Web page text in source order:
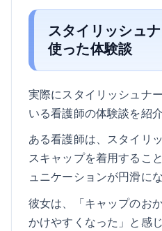
スタイリッシュ
使った体験談
実際にスタイリッシュナ
いる看護師の体験談を紹介
ある看護師は、スタイリ
スキャップを着用するこ
ュニケーションが円滑に
彼女は、「キャップのお
かけやすくなった」と感